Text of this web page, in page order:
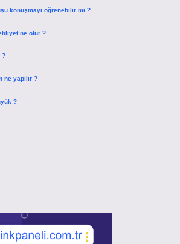
konuşmayı öğrenebilir mi ?
ne olur ?
?
ne yapılır ?
?